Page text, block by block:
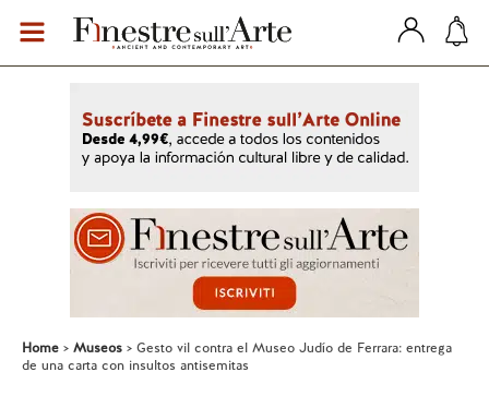
Home Museos
Gesto vil contra el Museo Judío de Ferrara: entrega
de una carta con insultos antisemitas